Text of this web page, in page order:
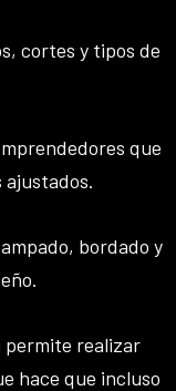
cortes y tipos de
que
bordado y
permite realizar
hace que incluso